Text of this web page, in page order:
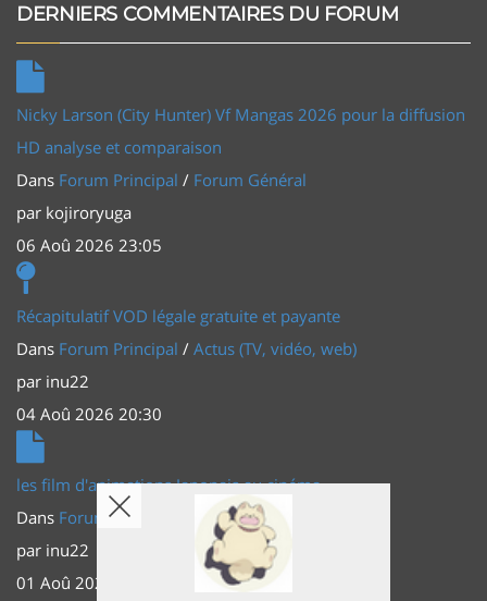
DERNIERS COMMENTAIRES DU FORUM
Nicky Larson (City Hunter) Vf Mangas 2026 pour la diffusion
HD analyse et comparaison
Dans Forum Principal / Forum Général
par kojiroryuga
06 Aoû 2026 23:05
Récapitulatif VOD légale gratuite et payante
Dans Forum Principal / Actus (TV, vidéo, web)
par inu22
04 Aoû 2026 20:30
les film d'animations Japonais au cinéma
Dans Forum Principal
Actus (TV, vidéo, web)
par inu22
01 Aoû 2026 20:56